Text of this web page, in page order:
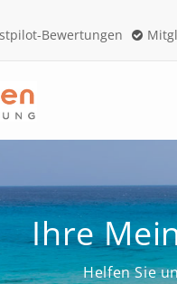
Bewertungen
Ihre
Helfen Sie